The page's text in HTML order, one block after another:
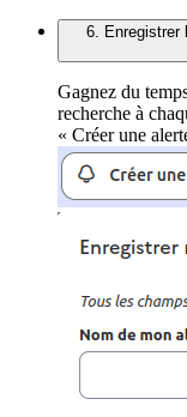
6. Enregistrer
Gagnez du
recherche à
« Créer une